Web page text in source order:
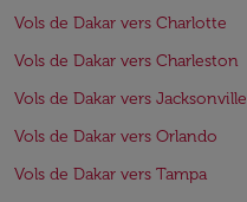
Vols de Dakar vers Charlotte
Vols de Dakar vers Charleston
Vols de Dakar vers Jacksonville
Vols de Dakar vers Orlando
Vols de Dakar vers Tampa